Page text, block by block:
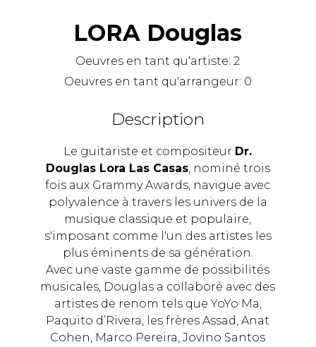
LORA Douglas
Oeuvres en tant qu'artiste:2
Oeuvres en tant qu'arrangeur: 0
Description
Le guitariste et compositeur Dr.
Douglas Lora Las Casas, nominé trois
fois aux Grammy Awards, navigue avec
polyvalence à travers les univers de la
musique classique et populaire,
s'imposant comme l'un des artistes les
plus éminents de sa génération.
Avec une vaste gamme de possibilités
musicales, Douglas a collaboré avec des
artistes de renom tels que YoYo Ma,
Paquito d’Rivera, les frères Assad, Anat
Cohen, Marco Pereira, Jovino Santos